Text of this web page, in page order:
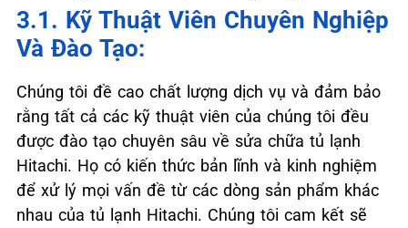
3.1. Kỹ Thuật Viên Chuyên Nghiệp
Và Đào Tạo:
Chúng tôi đề cao chất lượng dịch vụ và đảm bảo
rằng tất cả các kỹ thuật viên của chúng tôi đều
được đào tạo chuyên sâu về sửa chữa tủ lạnh
Hitachi. Họ có kiến thức bản lĩnh và kinh nghiệm
để xử lý mọi vấn đề từ các dòng sản phẩm khác
nhau của tủ lạnh Hitachi. Chúng tôi cam kết sẽ